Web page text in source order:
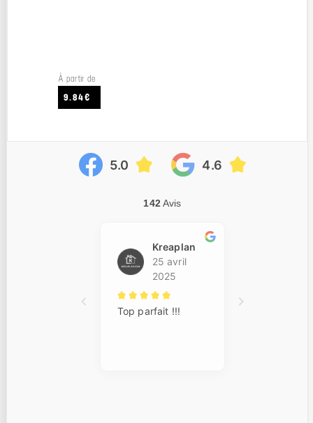
À partir de
9.84€